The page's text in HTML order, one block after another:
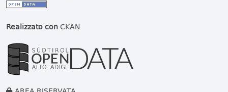
Realizzato conCKAN